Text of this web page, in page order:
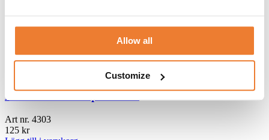
Allow all
Customize
Rund duk Ø 290 cm svart
Lägg till i varukorg
Konferensbord 2 pers svart
Art nr. 4303
125 kr